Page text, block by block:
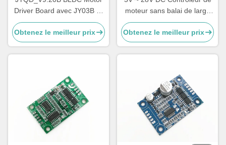
Driver Board avec JY03B IC
9-30V 6A Contrôleur CC
sans capteur sans pinceau
avec contrôle PWM et
analogique
Obtenez le meilleur prix
moteur sans balai de large
portée de tension 5A Plaque
de pilotage pour moteur
BLDC sans hall
Obtenez le meilleur prix